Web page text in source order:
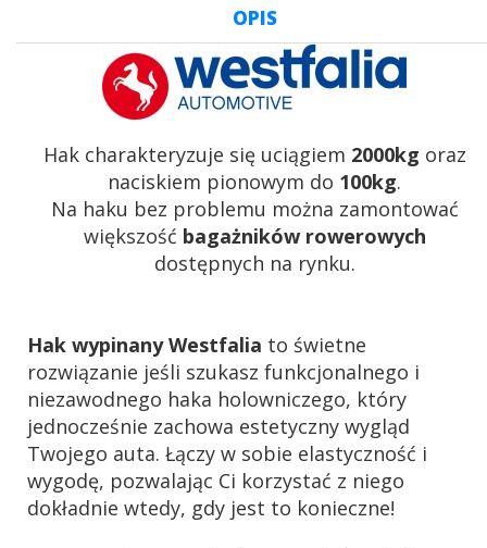
OPIS
Hak charakteryzuje się uciągiem 2000kg oraz
naciskiem pionowym do 100kg.
Na haku bez problemu można zamontować
większość bagażników rowerowych
dostępnych na rynku.
Hak wypinany Westfalia to świetne
rozwiązanie jeśli szukasz funkcjonalnego i
niezawodnego haka holowniczego, który
jednocześnie zachowa estetyczny wygląd
Twojego auta. Łączy w sobie elastyczność i
wygodę, pozwalając Ci korzystać z niego
dokładnie wtedy, gdy jest to konieczne!